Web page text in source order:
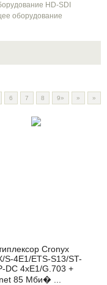
HD-SDI
оборудование
6 7 8 9» » »
Cronyx
S-4E1/ETS-S13/ST-
DC 4xE1/G.703 +
85 Мби� ...